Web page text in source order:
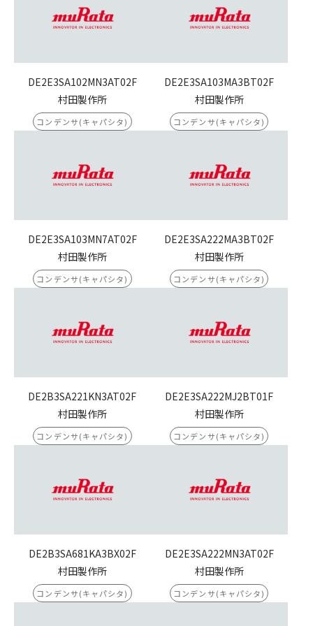
DE2E3SA102MN3AT02F
村田製作所
コンデンサ(キャパシタ)
DE2E3SA103MA3BT02F
村田製作所
コンデンサ(キャパシタ)
DE2E3SA103MN7AT02F
村田製作所
コンデンサ(キャパシタ)
DE2E3SA222MA3BT02F
村田製作所
コンデンサ(キャパシタ)
DE2B3SA221KN3AT02F
村田製作所
コンデンサ(キャパシタ)
DE2E3SA222MJ2BT01F
村田製作所
コンデンサ(キャパシタ)
DE2B3SA681KA3BX02F
村田製作所
コンデンサ(キャパシタ)
DE2E3SA222MN3AT02F
村田製作所
コンデンサ(キャパシタ)